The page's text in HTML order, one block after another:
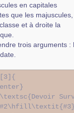
en capitales
que les
et à droite la
trois arguments :